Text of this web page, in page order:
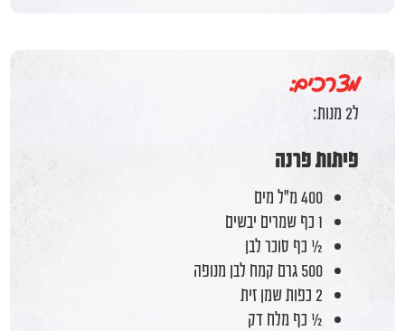
מצרכים:
ל2 מנות:
פיתות פרנה
400 מ"ל מים
1 כף שמרים יבשים
½ כף סוכר לבן
500 גרם קמח לבן מנופה
2 כפות שמן זית
½ כף מלח דק